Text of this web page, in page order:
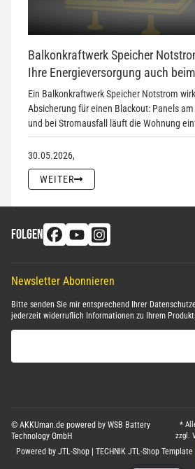
Balkonkraftwerk Speicher
Ihre Energieversorgung auch
Ein Balkonkraftwerk Speicher Notstrom
Absicherung für einen Blackout: Panels
und bei Stromausfall läuft die Wohnung
30.05.2026,
WEITER
FOLGEN
Newsletter Abonnieren
Bitte senden Sie mir entsprechend Ihrer
jederzeit widerruflich Informationen zu Ihrem
© AKKUman.de powered by WSB Battery
Technology GmbH
*
zzgl.
Powered by JTL-Shop TECHNIK JTL-Shop Template